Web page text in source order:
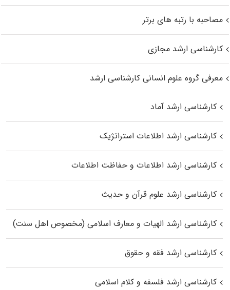
مصاحبه با رتبه های برتر
کارشناسی ارشد مجازی
معرفی گروه علوم انسانی کارشناسی ارشد
کارشناسی ارشد آماد
کارشناسی ارشد اطلاعات استراتژیک
کارشناسی ارشد اطلاعات و حفاظت اطلاعات
کارشناسی ارشد علوم قرآن و حدیث
کارشناسی ارشد الهیات و معارف اسلامی (مخصوص اهل سنت)
کارشناسی ارشد فقه و حقوق
کارشناسی ارشد فلسفه و کلام اسلامی